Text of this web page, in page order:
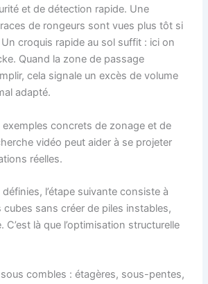
et de détection rapide. Une
de rongeurs sont vues plus tôt si
Un croquis rapide au sol suffit : ici on
Quand la zone de passage
cela signale un excès de volume
adapté.
exemples concrets de zonage et de
vidéo peut aider à se projeter
réelles.
l’étape suivante consiste à
sans créer de piles instables,
là que l’optimisation structurelle
sous combles : étagères, sous-pentes,